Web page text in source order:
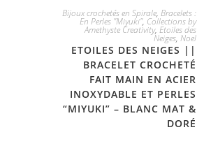
JE L'ADOPTE
Bijoux crochetés en Spirale, Bracelets :
En Perles "Miyuki", Collections by
Amethyste Creativity, Etoiles des
Neiges, Noel
ETOILES DES NEIGES ||
BRACELET CROCHETÉ
FAIT MAIN EN ACIER
INOXYDABLE ET PERLES
“MIYUKI” – BLANC MAT &
DORÉ